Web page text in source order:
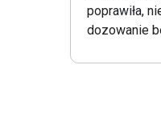
poprawiła,
dozowanie